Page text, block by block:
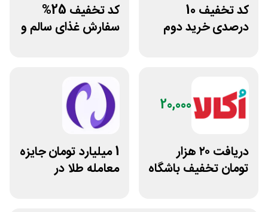
کد تخفیف 10
درصدی خرید دوم
کد تخفیف 25%
سفارش غذای سالم و
20,000
دریافت ۲۰ هزار
تومان تخفیف باشگاه
1 میلیارد تومان جایزه
معامله طلا در